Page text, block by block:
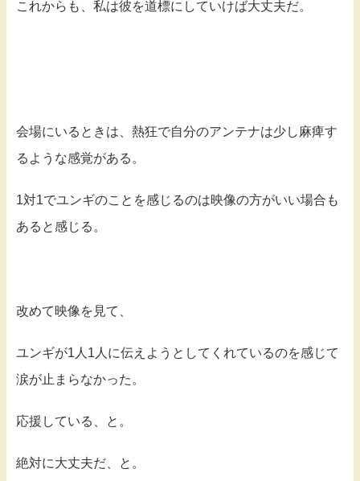
これからも、私は彼を道標にしていけば大丈夫だ。
会場にいるときは、熱狂で自分のアンテナは少し麻痺す
るような感覚がある。
1対1でユンギのことを感じるのは映像の方がいい場合も
あると感じる。
改めて映像を見て、
ユンギが1人1人に伝えようとしてくれているのを感じて
涙が止まらなかった。
応援している、と。
絶対に大丈夫だ、と。